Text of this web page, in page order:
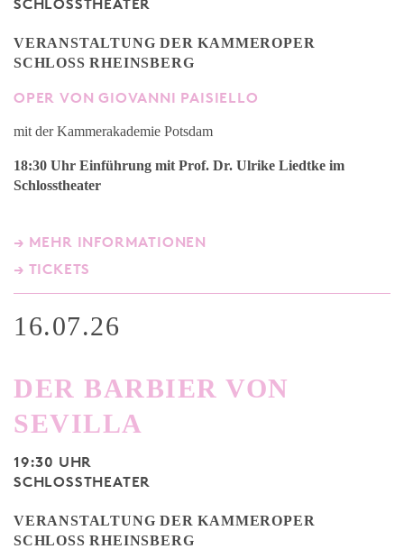
SCHLOSSTHEATER
VERANSTALTUNG DER KAMMEROPER
SCHLOSS RHEINSBERG
OPER VON GIOVANNI PAISIELLO
mit der Kammerakademie Potsdam
18:30 Uhr Einführung mit Prof. Dr. Ulrike Liedtke im
Schlosstheater
→ MEHR INFORMATIONEN
→ TICKETS
16.07.26
DER BARBIER VON
SEVILLA
19:30 UHR
SCHLOSSTHEATER
VERANSTALTUNG DER KAMMEROPER
SCHLOSS RHEINSBERG